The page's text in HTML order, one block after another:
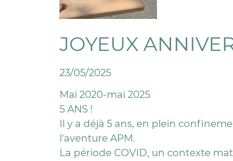
JOYEUX
23/05/2025
Mai 2020-mai 2025
5 ANS !
Il y a déjà 5 ans, en plein
l'aventure APM.
La période COVID, un contexte